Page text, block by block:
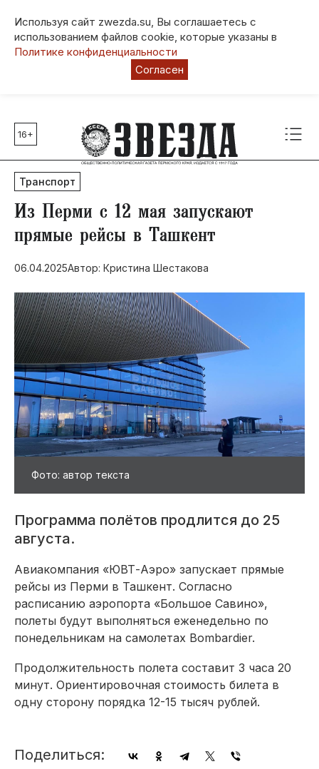
Используя сайт zwezda.su, Вы соглашаетесь с
использованием файлов cookie, которые указаны в
Политике конфиденциальности
Согласен
Главные темы
80 лет Победы
Молодежная столица РФ
СВО
Выборы в Пермском крае
Социальная поддержка
Инфраструктура
Благоустройство
16+
Транспорт
​Из Перми с 12 мая запускают
прямые рейсы в Ташкент
06.04.2025Автор: Кристина Шестакова
Фото: автор текста
Программа полётов продлится до 25
августа.
Авиакомпания «ЮВТ-Аэро» запускает прямые
рейсы из Перми в Ташкент. Согласно
расписанию аэропорта «Большое Савино»,
полеты будут выполняться еженедельно по
понедельникам на самолетах Bombardier.
Продолжительность полета составит 3 часа 20
минут. Ориентировочная стоимость билета в
одну сторону порядка 12-15 тысяч рублей.
Поделиться: